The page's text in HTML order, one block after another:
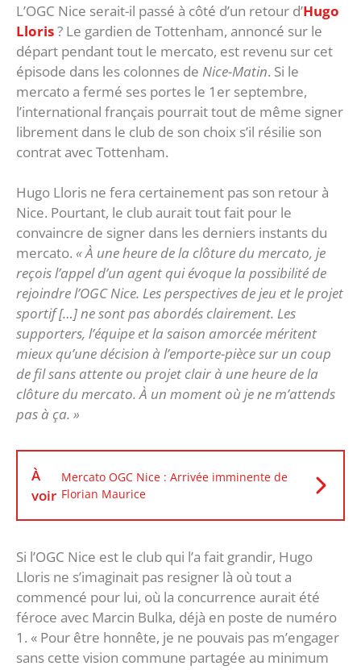
L’OGC Nice serait-il passé à côté d’un retour d’Hugo
Lloris? Le gardien de Tottenham, annoncé sur le
départ pendant tout le mercato, est revenu sur cet
épisode dans les colonnes de Nice-Matin. Si le
mercato a fermé ses portes le 1er septembre,
l’international français pourrait tout de même signer
librement dans le club de son choix s’il résilie son
contrat avec Tottenham.
Hugo Lloris ne fera certainement pas son retour à
Nice. Pourtant, le club aurait tout fait pour le
convaincre de signer dans les derniers instants du
mercato. « À une heure de la clôture du mercato, je
reçois l’appel d’un agent qui évoque la possibilité de
rejoindre l’OGC Nice. Les perspectives de jeu et le projet
sportif […] ne sont pas abordés clairement. Les
supporters, l’équipe et la saison amorcée méritent
mieux qu’une décision à l’emporte-pièce sur un coup
de fil sans attente ou projet clair à une heure de la
clôture du mercato. À un moment où je ne m’attends
pas à ça. »
À
voir
Mercato OGC Nice : Arrivée imminente de
Florian Maurice
Si l’OGC Nice est le club qui l’a fait grandir, Hugo
Lloris ne s’imaginait pas resigner là où tout a
commencé pour lui, où la concurrence aurait été
féroce avec Marcin Bulka, déjà en poste de numéro
1. « Pour être honnête, je ne pouvais pas m’engager
sans cette vision commune partagée au minimum